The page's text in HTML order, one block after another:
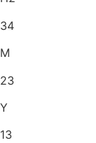
34
M
23
Y
13